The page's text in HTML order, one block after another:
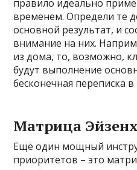
правило идеально
временем. Определи те
основной результат, и
внимание на них.
из дома, то, возможно,
будут выполнение
бесконечная переписка
Матрица
Ещё один мощный
приоритетов – это